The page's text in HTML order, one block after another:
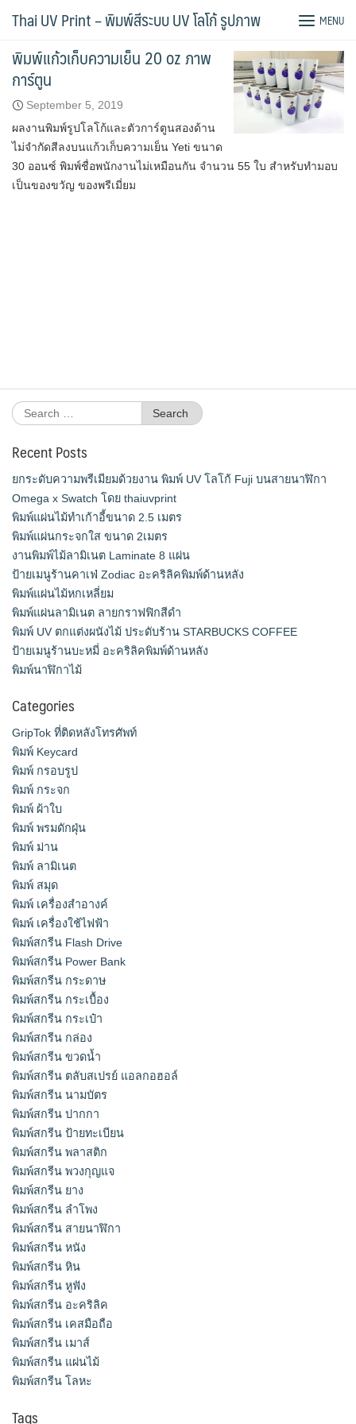
Thai UV Print – พิมพ์สีระบบ UV โลโก้ รูปภาพ MENU
Tag:พิมพ์แก้วเก็บความเย็น
พิมพ์แก้วเก็บความเย็น 20 oz ภาพ
การ์ตูน
September 5, 2019
ผลงานพิมพ์รูปโลโก้และตัวการ์ตูนสองด้าน
ไม่จำกัดสีลงบนแก้วเก็บความเย็น Yeti ขนาด
30 ออนซ์ พิมพ์ชื่อพนักงานไม่เหมือนกัน จำนวน 55 ใบ สำหรับทำมอบ
เป็นของขวัญ ของพรีเมี่ยม
Search
for:
Recent Posts
ยกระดับความพรีเมียมด้วยงาน พิมพ์ UV โลโก้ Fuji บนสายนาฬิกา
Omega x Swatch โดย thaiuvprint
พิมพ์แผ่นไม้ทำเก้าอี้ขนาด 2.5 เมตร
พิมพ์แผ่นกระจกใส ขนาด 2เมตร
งานพิมพ์ไม้ลามิเนต Laminate 8 แผ่น
ป้ายเมนูร้านคาเฟ่ Zodiac อะคริลิคพิมพ์ด้านหลัง
พิมพ์แผ่นไม้หกเหลี่ยม
พิมพ์แผ่นลามิเนต ลายกราฟฟิกสีดำ
พิมพ์ UV ตกแต่งผนังไม้ ประดับร้าน STARBUCKS COFFEE
ป้ายเมนูร้านบะหมี่ อะคริลิคพิมพ์ด้านหลัง
พิมพ์นาฬิกาไม้
Categories
GripTok ที่ติดหลังโทรศัพท์
พิมพ์ Keycard
พิมพ์ กรอบรูป
พิมพ์ กระจก
พิมพ์ ผ้าใบ
พิมพ์ พรมดักฝุ่น
พิมพ์ ม่าน
พิมพ์ ลามิเนต
พิมพ์ สมุด
พิมพ์ เครื่องสําอางค์
พิมพ์ เครื่องใช้ไฟฟ้า
พิมพ์สกรีน Flash Drive
พิมพ์สกรีน Power Bank
พิมพ์สกรีน กระดาษ
พิมพ์สกรีน กระเบื้อง
พิมพ์สกรีน กระเป๋า
พิมพ์สกรีน กล่อง
พิมพ์สกรีน ขวดน้ำ
พิมพ์สกรีน ตลับสเปรย์ แอลกอฮอล์
พิมพ์สกรีน นามบัตร
พิมพ์สกรีน ปากกา
พิมพ์สกรีน ป้ายทะเบียน
พิมพ์สกรีน พลาสติก
พิมพ์สกรีน พวงกุญแจ
พิมพ์สกรีน ยาง
พิมพ์สกรีน ลำโพง
พิมพ์สกรีน สายนาฬิกา
พิมพ์สกรีน หนัง
พิมพ์สกรีน หิน
พิมพ์สกรีน หูฟัง
พิมพ์สกรีน อะคริลิค
พิมพ์สกรีน เคสมือถือ
พิมพ์สกรีน เมาส์
พิมพ์สกรีน แผ่นไม้
พิมพ์สกรีน โลหะ
Tags